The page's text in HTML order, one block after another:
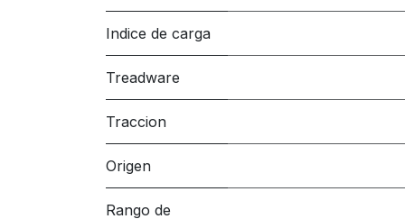
Indice de carga
Treadware
Traccion
Origen
Rango de